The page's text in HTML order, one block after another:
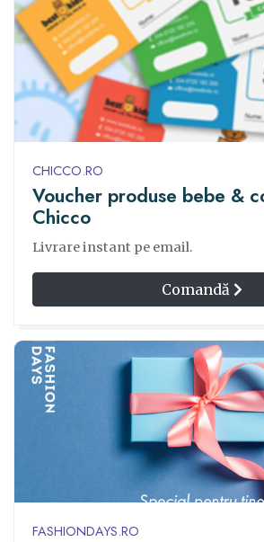
CHICCO.RO
Voucher produse bebe &
Chicco
Livrare instant pe email.
Comandă
FASHIONDAYS.RO